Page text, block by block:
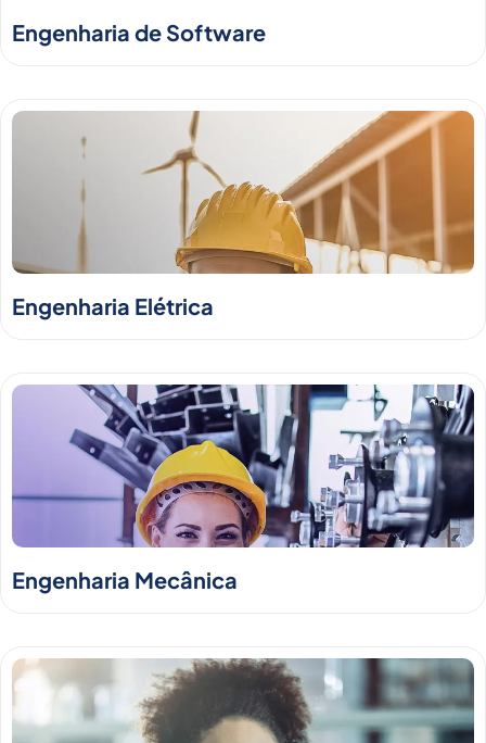
Engenharia de Software
Engenharia Elétrica
Engenharia Mecânica